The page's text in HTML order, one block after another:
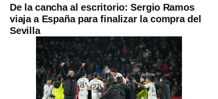
De la cancha al escritorio: Sergio Ramos
viaja a España para finalizar la compra del
Sevilla